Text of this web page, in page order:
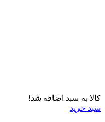
کالا به سبد اضافه شد!
سبد خرید